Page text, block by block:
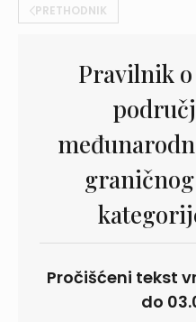
PRETHODNIK
Pravilnik
Pročišćeni tekst
do